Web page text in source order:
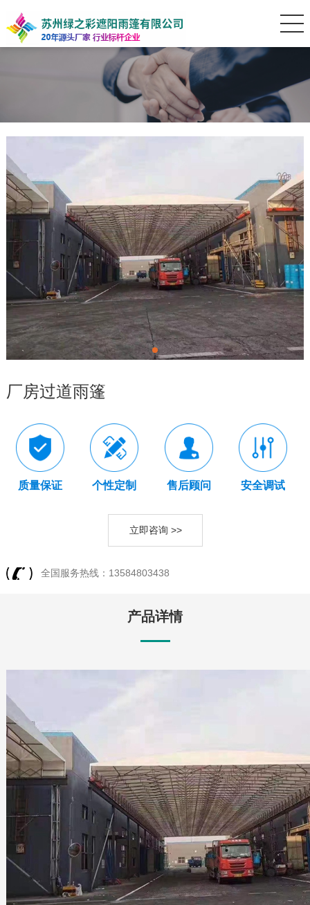
厂房过道雨篷
质量保证 个性定制 售后顾问 安全调试
立即咨询 >>
全国服务热线：13584803438
产品详情